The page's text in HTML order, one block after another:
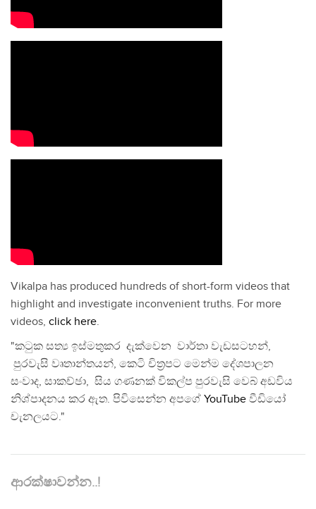
Vikalpa has produced hundreds of short-form videos that
highlight and investigate inconvenient truths. For more
videos, click here.
"කටුක සත්‍ය ඉස්මතුකර දැක්වෙන වාර්තා වැඩසටහන්,
පුරවැසි වෘතාන්තයන්, කෙටි චිත්‍රපට මෙන්ම දේශපාලන
සංවාද, සාකච්ඡා, සිය ගණනක් විකල්ප පුරවැසි වෙබ් අඩවිය
නිශ්පාදනය කර ඇත. පිවිසෙන්න අපගේ YouTube වීඩියෝ
චැනලයට."
ආරක්ෂාවන්න..!